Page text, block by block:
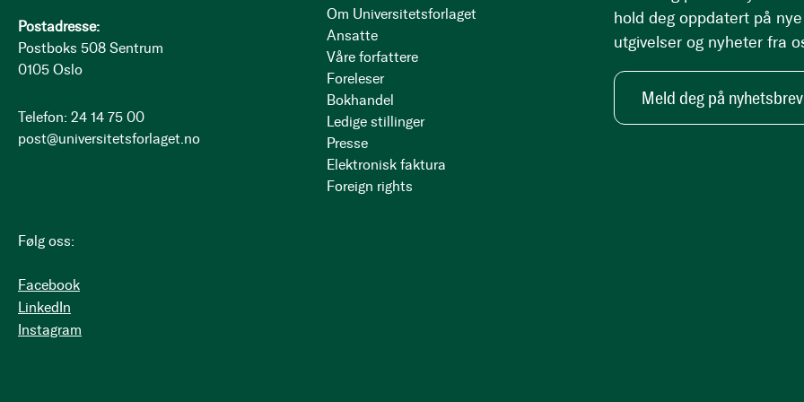
Postadresse:
Postboks 508 Sentrum
0105 Oslo
Telefon: 24 14 75 00
post@universitetsforlaget.no
Følg oss:
Facebook
LinkedIn
Instagram
Om Universitetsforlaget
Ansatte
Våre forfattere
Foreleser
Bokhandel
Ledige stillinger
Presse
Elektronisk faktura
Foreign rights
hold deg oppdatert på nye
utgivelser og nyheter fra
Meld deg på nyhetsbrev